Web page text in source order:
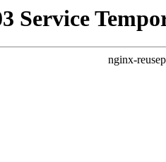
Service
nginx-